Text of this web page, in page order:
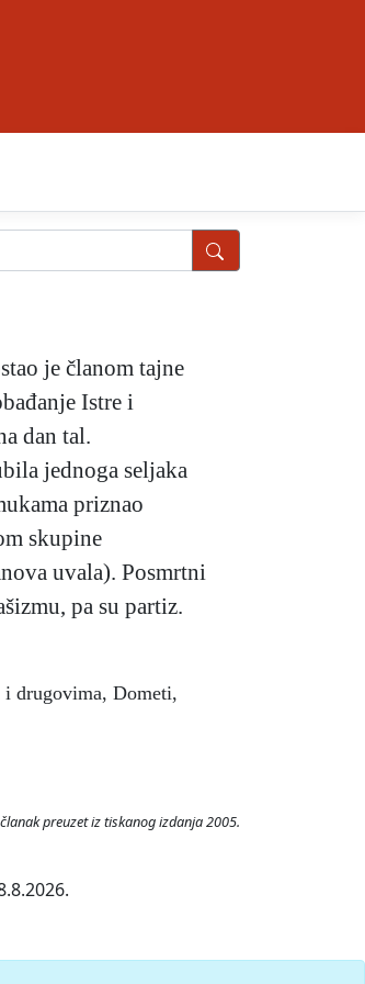
je članom tajne
Istre i
dan tal.
jednoga seljaka
priznao
skupine
uvala). Posmrtni
pa su partiz.
i drugovima, Dometi,
članak preuzet iz tiskanog izdanja 2005.